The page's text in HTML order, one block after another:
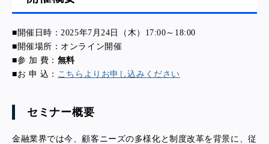
■開催日時：2025年7月24日（木）17:00～18:00
■開催場所：オンライン開催
■参 加 費： 無料
■お 申 込： こちらよりお申し込みください
セミナー概要
金融業界では今、顧客ニーズの多様化と制度改革を背景に、従